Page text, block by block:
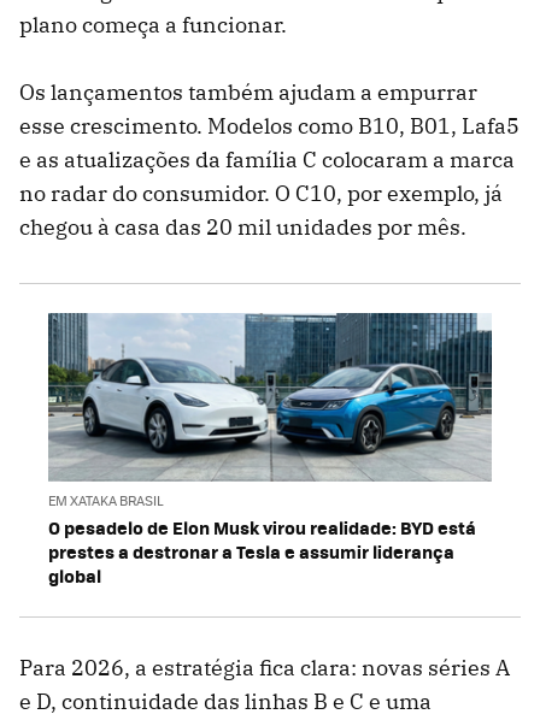
plano começa a funcionar.
Os lançamentos também ajudam a empurrar
esse crescimento. Modelos como B10, B01, Lafa5
e as atualizações da família C colocaram a marca
no radar do consumidor. O C10, por exemplo, já
chegou à casa das 20 mil unidades por mês.
EM XATAKA BRASIL
O pesadelo de Elon Musk virou realidade: BYD está
prestes a destronar a Tesla e assumir liderança
global
Para 2026, a estratégia fica clara: novas séries A
e D, continuidade das linhas B e C e uma